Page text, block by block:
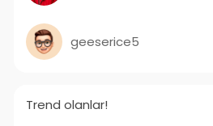
geeserice5
Trend olanlar!